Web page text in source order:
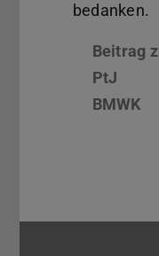
bedanken.
Beitrag
PtJ
BMWK